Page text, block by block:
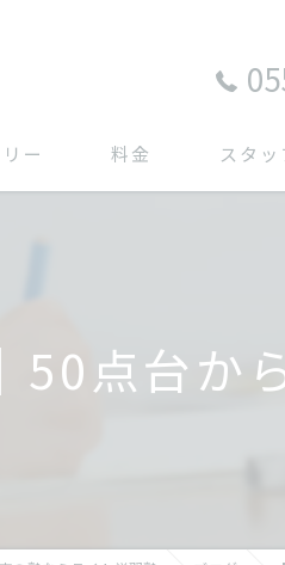
ー 料金 スタッ
50点台か